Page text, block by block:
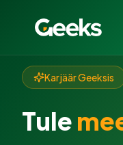
Karjäär Geeksis
Tule